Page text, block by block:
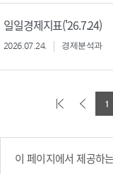
일일경제지표('26.7.24)
2026.07.24. 경제분석과
1
이 페이지에서 제공하